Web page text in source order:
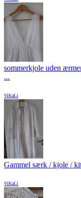
sommerkjole uden
...
ViKaLi
Gammel særk / kjole /
ViKaLi